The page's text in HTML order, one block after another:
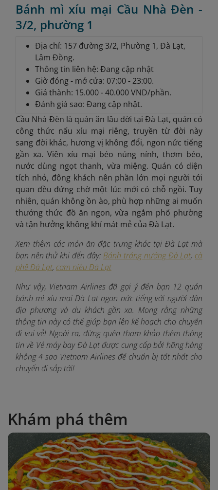
Bánh mì xíu mại Cầu Nhà Đèn -
3/2, phường 1
Địa chỉ: 157 đường 3/2, Phường 1, Đà Lạt,
Lâm Đồng.
Thông tin liên hệ: Đang cập nhật
Giờ đóng - mở cửa: 07:00 - 23:00.
Giá thành: 15.000 - 40.000 VND/phần.
Đánh giá sao: Đang cập nhật.
Cầu Nhà Đèn là quán ăn lâu đời tại Đà Lạt, quán có
công thức nấu xíu mại riêng, truyền từ đời này
sang đời khác, hương vị không đổi, ngon nức tiếng
gần xa. Viên xíu mại béo núng nính, thơm béo,
nước dùng ngọt thanh, vừa miệng. Quán có diện
tích nhỏ, đông khách nên phần lớn mọi người tới
quan đều đứng chờ một lúc mới có chỗ ngồi. Tuy
nhiên, quán không ồn ào, phù hợp những ai muốn
thưởng thức đồ ăn ngon, vừa ngắm phố phường
và tận hưởng không khí mát mẻ của Đà Lạt.
Xem thêm các món ăn đặc trưng khác tại Đà Lạt mà
bạn nên thử khi đến đây: Bánh tráng nướng Đà Lạt, cà
phê Đà Lạt, cơm niêu Đà Lạt
Như vậy, Vietnam Airlines đã gợi ý đến bạn 12 quán
bánh mì xíu mại Đà Lạt ngon nức tiếng với người dân
địa phương và du khách gần xa. Mong rằng những
thông tin này có thể giúp bạn lên kế hoạch cho chuyến
đi vui vẻ! Ngoài ra, đừng quên tham khảo thêm thông
tin về Vé máy bay Đà Lạt được cungcấp bởi hãng hàng
không 4 sao Vietnam Airlines để chuẩn bị tốt nhất cho
chuyến đi sắp tới!
Khám phá thêm